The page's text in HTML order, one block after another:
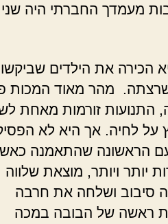
מעמדך החברתי היה
הכירה את הילדים שביקשו
מהר מאוד המכות
התנועות זורמות מאחת
על לחיה. אך היא לא
הראשונה שהתאמנה
יותר ויותר, מוצאת שלווה
סיבוב ושלחה את חרבה
ראשה של הבובה במכה